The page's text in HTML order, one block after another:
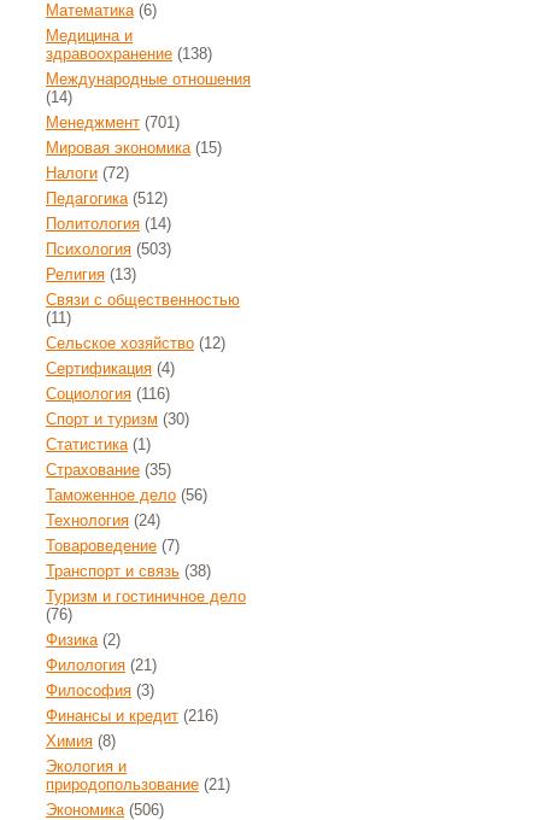
Математика(6)
Медицина и
здравоохранение (138)
Международные отношения
(14)
Менеджмент (701)
Мировая экономика(15)
Налоги (72)
Педагогика(512)
Политология (14)
Психология (503)
Религия (13)
Связи с общественностью
(11)
Сельское хозяйство (12)
Сертификация (4)
Социология (116)
Спорт и туризм (30)
Статистика(1)
Страхование (35)
Таможенное дело (56)
Технология (24)
Товароведение (7)
Транспорт и связь (38)
Туризм и гостиничное дело
(76)
Физика(2)
Филология (21)
Философия (3)
Финансы и кредит (216)
Химия (8)
Экология и
природопользование (21)
Экономика(506)